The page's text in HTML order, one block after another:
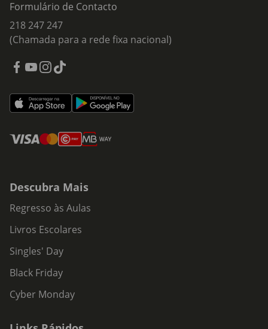
Formulário de Contacto
218 247 247
(Chamada para a rede fixa nacional)
Descubra Mais
Regresso às Aulas
Livros Escolares
Singles' Day
Black Friday
Cyber Monday